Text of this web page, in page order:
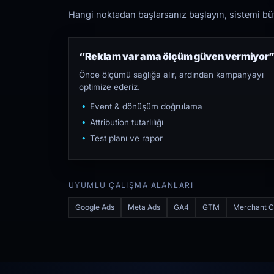
Hangi noktadan başlarsanız başlayın, sistemi
“Reklam var ama ölçüm güven
Önce ölçümü sağlığa alır, ardından kampanyayı
optimize ederiz.
Event & dönüşüm doğrulama
Attribution tutarlılığı
Test planı ve rapor
UYUMLU ÇALIŞMA ALANLARI
Google Ads Meta Ads GA4 GTM Merchant